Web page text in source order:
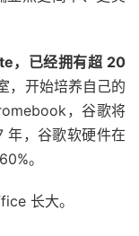
，已经拥有超 20
，开始培养自己的
，谷歌将
年，谷歌软硬件在
。
长大。